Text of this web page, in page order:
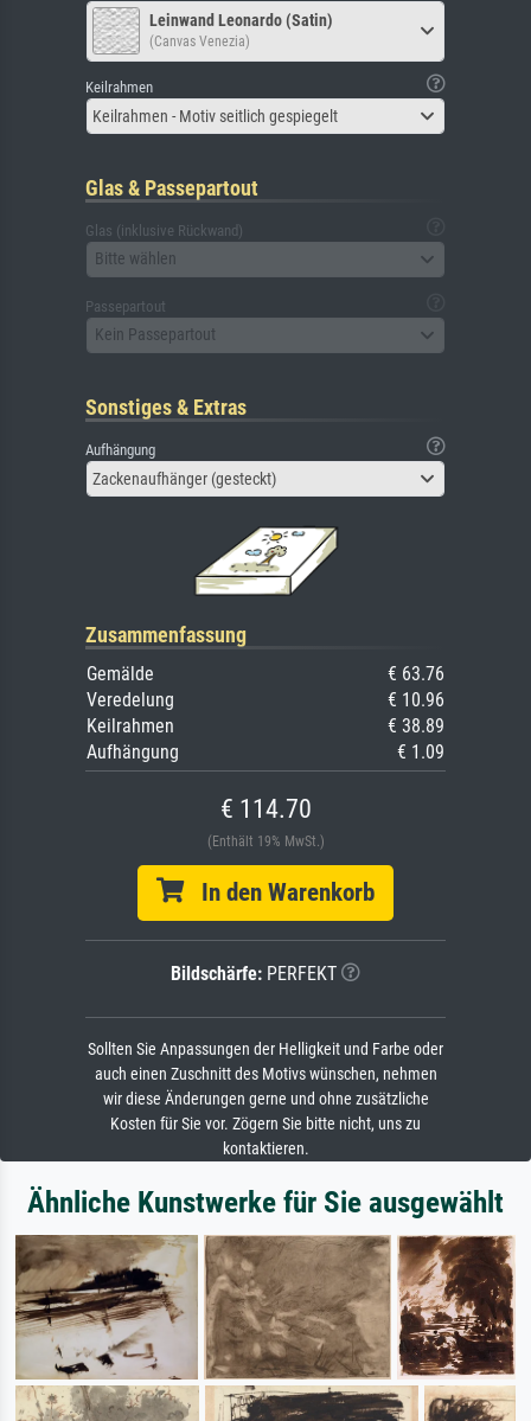
Leinwand Leonardo (Satin)
(Canvas Venezia)
Keilrahmen
Keilrahmen - Motiv seitlich gespiegelt
Glas & Passepartout
Glas (inklusive Rückwand)
Bitte wählen
Passepartout
Kein Passepartout
Sonstiges & Extras
Aufhängung
Zackenaufhänger (gesteckt)
Zusammenfassung
Gemälde
€ 63.76
Veredelung
€ 10.96
Keilrahmen
€ 38.89
Aufhängung
€ 1.09
€ 114.70
(Enthält 19% MwSt.)
In den Warenkorb
Bildschärfe: PERFEKT
Sollten Sie Anpassungen der Helligkeit und Farbe oder
auch einen Zuschnitt des Motivs wünschen, nehmen
wir diese Änderungen gerne und ohne zusätzliche
Kosten für Sie vor. Zögern Sie bitte nicht, uns zu
kontaktieren.
Ähnliche Kunstwerke für Sie ausgewählt